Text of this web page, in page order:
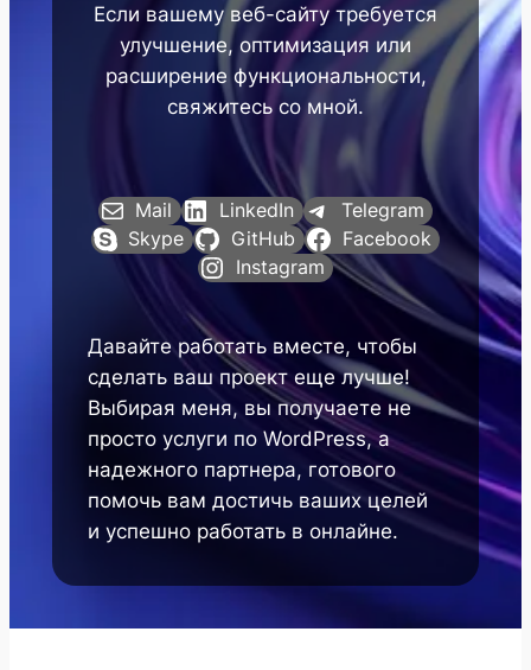
Если вашему веб-сайту требуется
улучшение, оптимизация или
расширение функциональности,
свяжитесь со мной.
Mail LinkedIn
Telegram
Skype
GitHub
Facebook
Instagram
Давайте работать вместе, чтобы
сделать ваш проект еще лучше!
Выбирая меня, вы получаете не
просто услуги по WordPress, а
надежного партнера, готового
помочь вам достичь ваших целей
и успешно работать в онлайне.